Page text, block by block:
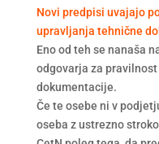
Novi predpisi uvajajo
upravljanja tehnične
Eno od teh se nanaša
odgovarja za
dokumentacije.
Če te osebe ni v
oseba z ustrezno